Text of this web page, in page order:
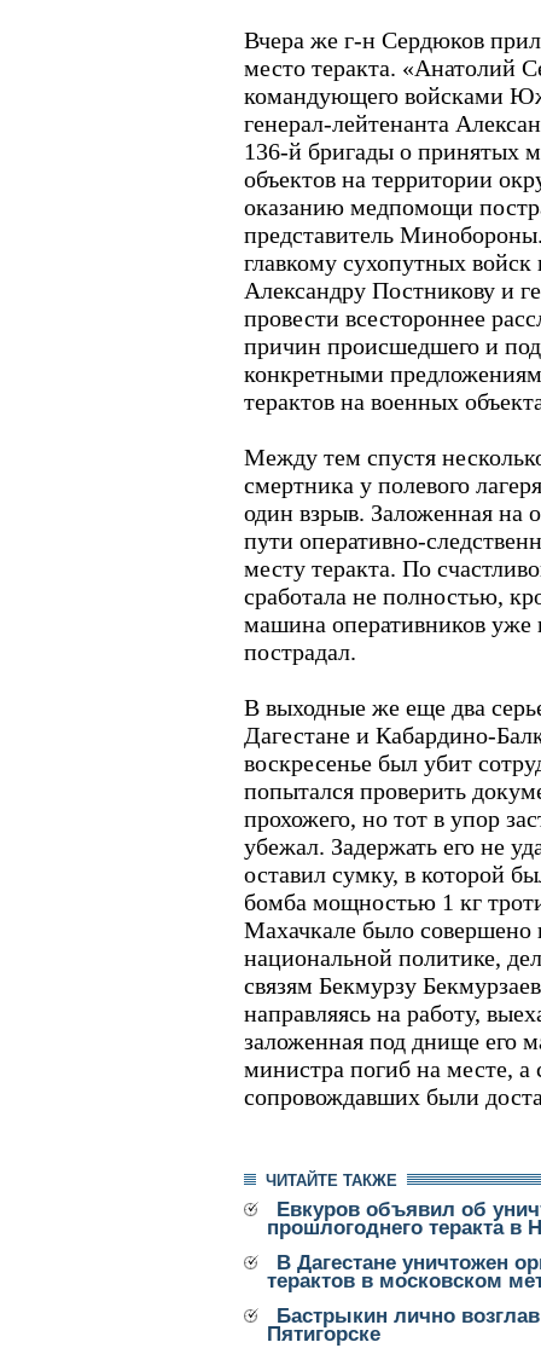
Вчера же г-н Сердюков
место теракта. «Анатолий
командующего войсками
генерал-лейтенанта
136-й бригады о принятых
объектов на территории
оказанию медпомощи
представитель
главкому сухопутных войск
Александру Постникову и
провести всестороннее
причин происшедшего и
конкретными
терактов на военных
Между тем спустя
смертника у полевого
один взрыв. Заложенная на
пути оперативно-
месту теракта. По
сработала не полностью,
машина оперативников
пострадал.
В выходные же еще два
Дагестане и Кабардино-
воскресенье был убит
попытался проверить
прохожего, но тот в упор
убежал. Задержать его не
оставил сумку, в которой
бомба мощностью 1 кг
Махачкале было
национальной политике,
связям Бекмурзу
направляясь на работу,
заложенная под днище его
министра погиб на месте, а
сопровождавших были
ЧИТАЙТЕ ТАКЖЕ
Евкуров объявил об
прошлогоднего теракта в
В Дагестане уничтожен
терактов в московском
Бастрыкин лично
Пятигорске